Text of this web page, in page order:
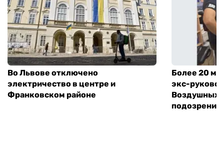
Во Львове отключено
электричество в центре и
Франковском районе
Более 20
экс-
Воздушных
подозрение